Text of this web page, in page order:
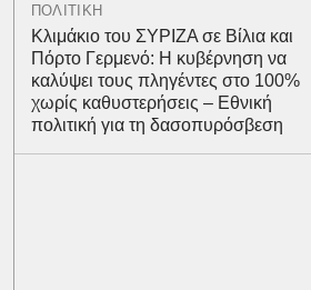
ΠΟΛΙΤΙΚΗ
Κλιμάκιο του ΣΥΡΙΖΑ σε Βίλια και
Πόρτο Γερμενό: Η κυβέρνηση να
καλύψει τους πληγέντες στο 100%
χωρίς καθυστερήσεις – Εθνική
πολιτική για τη δασοπυρόσβεση